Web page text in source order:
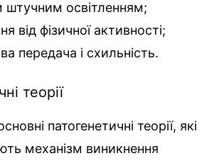
штучним освітленням;
від фізичної активності;
передача і схильність.
теорії
патогенетичні теорії, які
механізм виникнення